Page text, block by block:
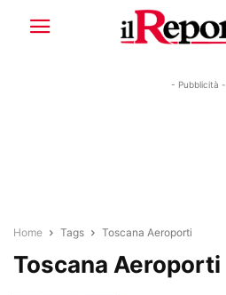
- Pubblicità -
Home Tags Toscana Aeroporti
Toscana Aeroporti